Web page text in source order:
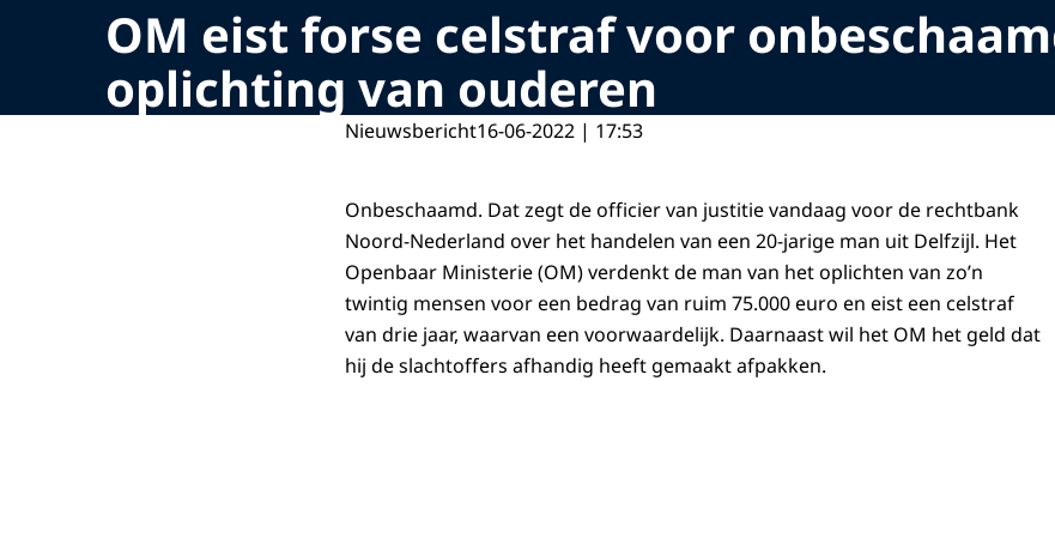
OM eist forse celstraf voor
oplichting van ouderen
Nieuwsbericht16-06-2022 | 17:53
Onbeschaamd. Dat zegt de officier van justitie vandaag voor de rechtbank
Noord-Nederland over het handelen van een 20-jarige man uit Delfzijl. Het
Openbaar Ministerie (OM) verdenkt de man van het oplichten van zo’n
twintig mensen voor een bedrag van ruim 75.000 euro en eist een celstraf
van drie jaar, waarvan een voorwaardelijk. Daarnaast wil het OM het geld dat
hij de slachtoffers afhandig heeft gemaakt afpakken.